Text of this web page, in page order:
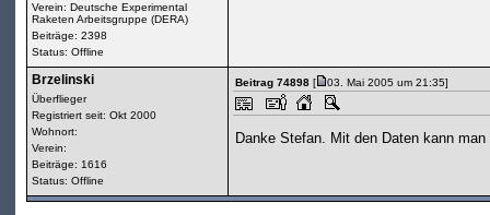
Verein: Deutsche Experimental
Raketen Arbeitsgruppe (DERA)
Beiträge: 2398
Status: Offline
Brzelinski
Überflieger
Registriert seit: Okt 2000
Wohnort:
Verein:
Beiträge: 1616
Status: Offline
Beitrag 74898[ 03. Mai 2005 um 21:35]
Danke Stefan. Mit den Daten kann